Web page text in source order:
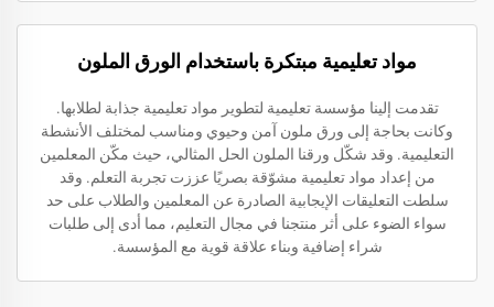
مواد تعليمية مبتكرة باستخدام الورق الملون
تقدمت إلينا مؤسسة تعليمية لتطوير مواد تعليمية جذابة لطلابها.
وكانت بحاجة إلى ورق ملون آمن وحيوي ومناسب لمختلف الأنشطة
التعليمية. وقد شكّل ورقنا الملون الحل المثالي، حيث مكّن المعلمين
من إعداد مواد تعليمية مشوّقة بصريًا عززت تجربة التعلم. وقد
سلطت التعليقات الإيجابية الصادرة عن المعلمين والطلاب على حد
سواء الضوء على أثر منتجنا في مجال التعليم، مما أدى إلى طلبات
شراء إضافية وبناء علاقة قوية مع المؤسسة.